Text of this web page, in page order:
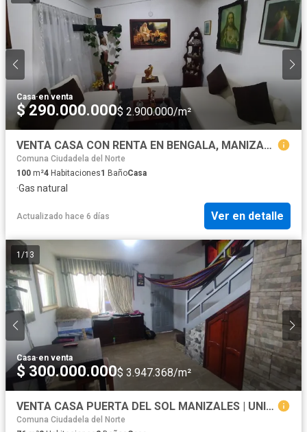
Casa·en venta
$ 290.000.000$ 2.900.000/m²
VENTA CASA CON RENTA EN BENGALA, MANIZALES | CASA EN VENTA
Comuna Ciudadela del Norte
100 m²4 Habitaciones1 BañoCasa
·Gas natural
Actualizado hace 6 días Ver en detalle
1 /13
Casa·en venta
$ 300.000.000$ 3.947.368/m²
VENTA CASA PUERTA DEL SOL MANIZALES | UNIFAMILIAR
Comuna Ciudadela del Norte